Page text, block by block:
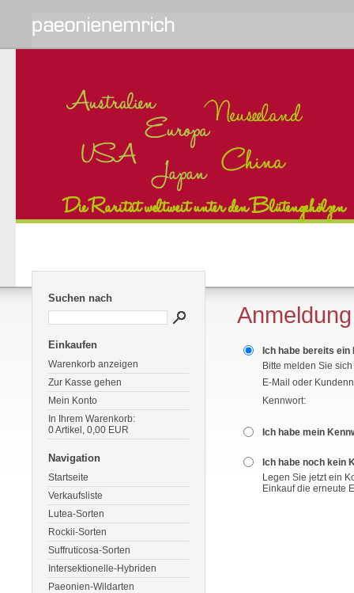
Suchen nach
Einkaufen
Warenkorb anzeigen
Zur Kasse gehen
Mein Konto
In Ihrem Warenkorb:
0Artikel, 0,00 EUR
Navigation
Startseite
Verkaufsliste
Lutea-Sorten
Rockii-Sorten
Suffruticosa-Sorten
Intersektionelle-Hybriden
Paeonien-Wildarten
Anmeldung
Ich habe bereits ein
Bitte melden Sie
E-Mail oder
Kennwort:
Ich habe mein
Ich habe noch kein
Legen Sie jetzt ein
Einkauf die erneute